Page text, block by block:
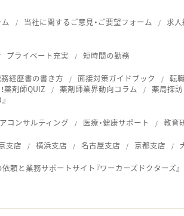
当社に関するご意見・ご要望フォーム
求人
プライベート充実 短時間の勤務
経歴書の書き方 面接対策ガイドブック 転
薬剤師QUIZ 薬剤師業界動向コラム 薬局探訪
コンサルティング 医療・健康サポート 教育
支店 横浜支店 名古屋支店 京都支店
頼と業務サポートサイト『ワーカーズドクターズ』